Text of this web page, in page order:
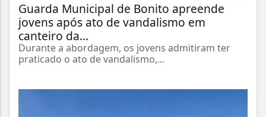
Guarda Municipal de Bonito apreende
jovens após ato de vandalismo em
canteiro da...
Durante a abordagem, os jovens admitiram ter
praticado o ato de vandalismo,...